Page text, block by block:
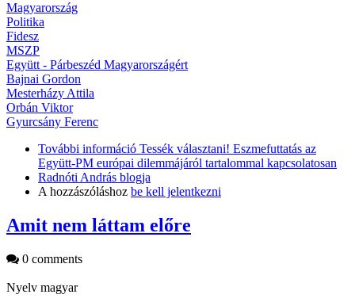
Magyarország
Politika
Fidesz
MSZP
Együtt - Párbeszéd Magyarországért
Bajnai Gordon
Mesterházy Attila
Orbán Viktor
Gyurcsány Ferenc
További információ Tessék választani! Eszmefuttatás az
Együtt-PM európai dilemmájáról tartalommal kapcsolatosan
Radnóti András blogja
A hozzászóláshoz be kell jelentkezni
Amit nem láttam előre
0 comments
Nyelv magyar